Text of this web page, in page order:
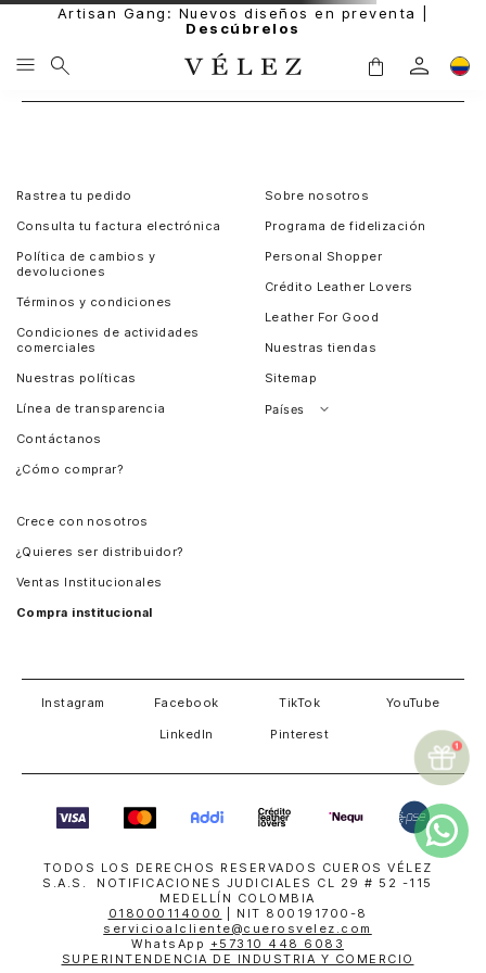
Artisan Gang: Nuevos diseños en preventa |
Descúbrelos
Rastrea tu pedido
Consulta tu factura electrónica
Política de cambios y
devoluciones
Términos y condiciones
Condiciones de actividades
comerciales
Nuestras políticas
Línea de transparencia
Contáctanos
¿Cómo comprar?
Sobre nosotros
Programa de fidelización
Personal Shopper
Crédito Leather Lovers
Leather For Good
Nuestras tiendas
Sitemap
Países
Crece con nosotros
¿Quieres ser distribuidor?
Ventas Institucionales
Compra institucional
Instagram Facebook TikTok YouTube
LinkedIn Pinterest
TODOS LOS DERECHOS RESERVADOS CUEROS VÉLEZ
S.A.S. NOTIFICACIONES JUDICIALES CL 29 # 52 -115
MEDELLÍN COLOMBIA
018000114000
| NIT 800191700-8
servicioalcliente@cuerosvelez.com
WhatsApp +57310 448 6083
SUPERINTENDENCIA DE INDUSTRIA Y COMERCIO